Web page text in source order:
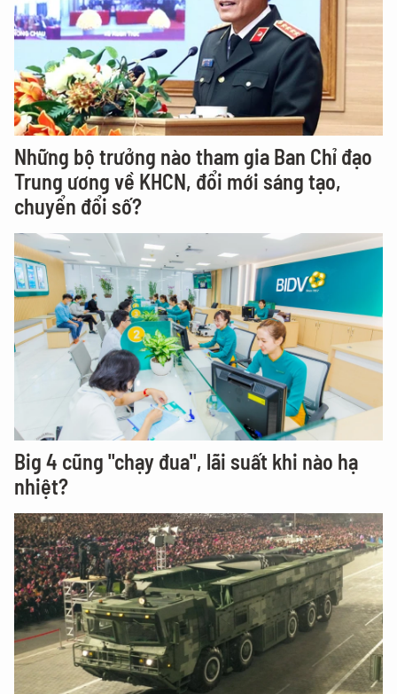
Những bộ trưởng nào tham gia Ban Chỉ đạo
Trung ương về KHCN, đổi mới sáng tạo,
chuyển đổi số?
Big 4 cũng "chạy đua", lãi suất khi nào hạ
nhiệt?